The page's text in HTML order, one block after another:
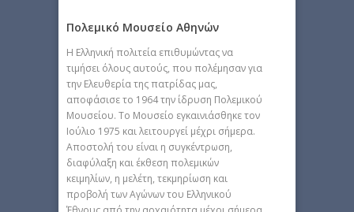
Πολεμικό Μουσείο Αθηνών
Η Ελληνική πολιτεία επιθυμώντας να
τιμήσει όλους αυτούς, που πολέμησαν για
την Ελευθερία της πατρίδας μας,
αποφάσισε το 1964 την ίδρυση Πολεμικού
Μουσείου. Το Μουσείο εγκαινιάσθηκε τον
Ιούλιο 1975 και λειτουργεί μέχρι σήμερα.
Αποστολή του είναι η συγκέντρωση,
διαφύλαξη και έκθεση πολεμικών
κειμηλίων, η μελέτη, τεκμηρίωση και
προβολή των Αγώνων του Ελληνικού